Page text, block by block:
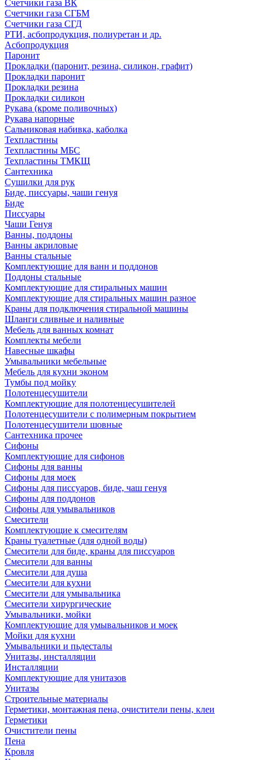
Счетчики газа ВК
Счетчики газа СГБМ
Счетчики газа СГД
РТИ, асбопродукция, полиуретан и др.
Асбопродукция
Паронит
Прокладки (паронит, резина, силикон, графит)
Прокладки паронит
Прокладки резина
Прокладки силикон
Рукава (кроме поливочных)
Рукава напорные
Сальниковая набивка, каболка
Техпластины
Техпластины МБС
Техпластины ТМКЩ
Сантехника
Сушилки для рук
Биде, писсуары, чаши генуя
Биде
Писсуары
Чаши Генуя
Ванны, поддоны
Ванны акриловые
Ванны стальные
Комплектующие для ванн и поддонов
Поддоны стальные
Комплектующие для стиральных машин
Комплектующие для стиральных машин разное
Краны для подключения стиральной машины
Шланги сливные и наливные
Мебель для ванных комнат
Комплекты мебели
Навесные шкафы
Умывальники мебельные
Мебель для кухни эконом
Тумбы под мойку
Полотенцесушители
Комплектующие для полотенцесушителей
Полотенцесушители с полимерным покрытием
Полотенцесушители шовные
Сантехника прочее
Сифоны
Комплектующие для сифонов
Сифоны для ванны
Сифоны для моек
Сифоны для писсуаров, биде, чаш генуя
Сифоны для поддонов
Сифоны для умывальников
Смесители
Комплектующие к смесителям
Краны туалетные (для одной воды)
Смесители для биде, краны для писсуаров
Смесители для ванны
Смесители для душа
Смесители для кухни
Смесители для умывальника
Смесители хирургические
Умывальники, мойки
Комплектующие для умывальников и моек
Мойки для кухни
Умывальники и пьдесталы
Унитазы, инсталляции
Инсталляции
Комплектующие для унитазов
Унитазы
Строительные материалы
Герметики, монтажная пена, очистители пены, клеи
Герметики
Очистители пены
Пена
Кровля